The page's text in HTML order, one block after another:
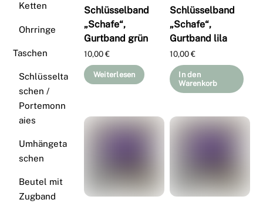
Schlüsselband
„Schafe“,
Gurtband grün
10,00€
Weiterlesen
Schlüsselband
„Schafe“,
Gurtband lila
10,00€
In den
Warenkorb
Ketten
Ohrringe
Taschen
Schlüsselta
schen /
Portemonn
aies
Umhängeta
schen
Beutel mit
Zugband